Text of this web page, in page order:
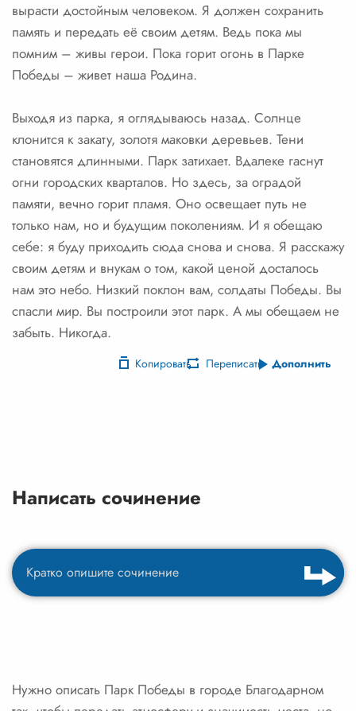
вырасти достойным человеком. Я должен сохранить
память и передать её своим детям. Ведь пока мы
помним – живы герои. Пока горит огонь в Парке
Победы – живет наша Родина.
Выходя из парка, я оглядываюсь назад. Солнце
клонится к закату, золотя маковки деревьев. Тени
становятся длинными. Парк затихает. Вдалеке гаснут
огни городских кварталов. Но здесь, за оградой
памяти, вечно горит пламя. Оно освещает путь не
только нам, но и будущим поколениям. И я обещаю
себе: я буду приходить сюда снова и снова. Я расскажу
своим детям и внукам о том, какой ценой досталось
нам это небо. Низкий поклон вам, солдаты Победы. Вы
спасли мир. Вы построили этот парк. А мы обещаем не
забыть. Никогда.
Копировать Переписать Дополнить
Написать сочинение
Нужно описать Парк Победы в городе Благодарном